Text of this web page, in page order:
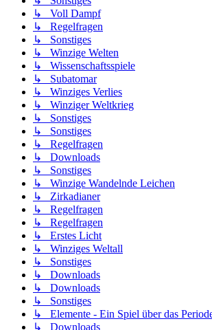
↳ Voll Dampf
↳ Regelfragen
↳ Sonstiges
↳ Winzige Welten
↳ Wissenschaftsspiele
↳ Subatomar
↳ Winziges Verlies
↳ Winziger Weltkrieg
↳ Sonstiges
↳ Sonstiges
↳ Regelfragen
↳ Downloads
↳ Sonstiges
↳ Winzige Wandelnde Leichen
↳ Zirkadianer
↳ Regelfragen
↳ Regelfragen
↳ Erstes Licht
↳ Winziges Weltall
↳ Sonstiges
↳ Downloads
↳ Downloads
↳ Sonstiges
↳ Elemente - Ein Spiel über das
↳ Downloads